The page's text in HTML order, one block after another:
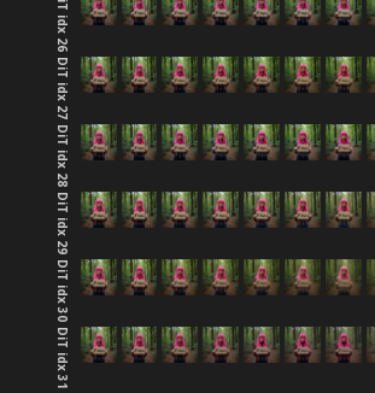
DiT idx 26
DiT idx 27
DiT idx 28
DiT idx 29
DiT idx 30
DiT idx 31